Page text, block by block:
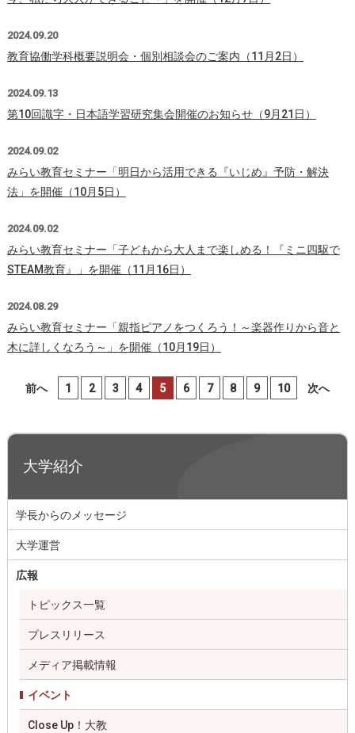
2024.09.20
教育協働学科概要説明会・個別相談会のご案内（11月2日）
2024.09.13
第10回識字・日本語学習研究集会開催のお知らせ（9月21日）
2024.09.02
みらい教育セミナー「明日から活用できる『いじめ』予防・解決
法」を開催（10月5日）
2024.09.02
みらい教育セミナー「子どもから大人まで楽しめる！『ミニ四駆で
STEAM教育』」を開催（11月16日）
2024.08.29
みらい教育セミナー「親指ピアノをつくろう！～楽器作りから音と
木に詳しくなろう～」を開催（10月19日）
前へ 1 2 3 4 5 6 7 8 9 10 次へ
大学紹介
学長からのメッセージ
大学運営
広報
トピックス一覧
プレスリリース
メディア掲載情報
イベント
Close Up！大教